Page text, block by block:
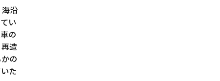
沿
い
の
造
の
た